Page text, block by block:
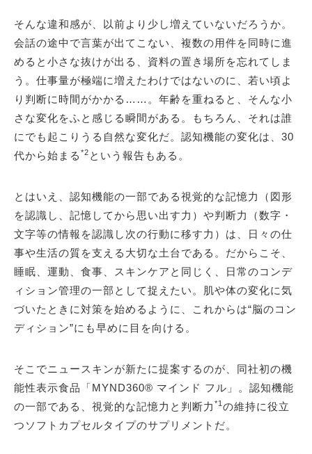
そんな違和感が、以前より少し増えていないだろうか。
会話の途中で言葉が出てこない、複数の用件を同時に進
めると小さな抜けが出る、資料の置き場所を忘れてしま
う。仕事量が極端に増えたわけではないのに、若い頃よ
り判断に時間がかかる……。年齢を重ねると、そんな小
さな変化をふと感じる瞬間がある。もちろん、それは誰
にでも起こりうる自然な変化だ。認知機能の変化は、30
代から始まる *2 という報告もある。
とはいえ、認知機能の一部である視覚的な記憶力（図形
を認識し、記憶してから思い出す力）や判断力（数字・
文字等の情報を認識し次の行動に移す力）は、日々の仕
事や生活の質を支える大切な土台である。だからこそ、
睡眠、運動、食事、スキンケアと同じく、日常のコンデ
ィション管理の一部として捉えたい。肌や体の変化に気
づいたときに対策を始めるように、これからは“脳のコン
ディション”にも早めに目を向ける。
そこでニュースキンが新たに提案するのが、同社初の機
能性表示食品「MYND360® マインド フル」。認知機能
の一部である、視覚的な記憶力と判断力 *1 の維持に役立
つソフトカプセルタイプのサプリメントだ。